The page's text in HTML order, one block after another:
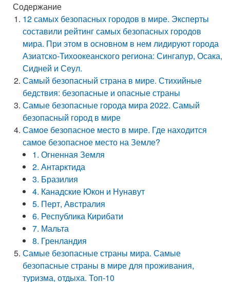
Содержание
12 самых безопасных городов в мире. Эксперты
составили рейтинг самых безопасных городов
мира. При этом в основном в нем лидируют города
Азиатско-Тихоокеанского региона: Сингапур, Осака,
Сидней и Сеул.
Самый безопасный страна в мире. Стихийные
бедствия: безопасные и опасные страны
Самые безопасные города мира 2022. Самый
безопасный город в мире
Самое безопасное место в мире. Где находится
самое безопасное место на Земле?
1. Огненная Земля
2. Антарктида
3. Бразилия
4. Канадские Юкон и Нунавут
5. Перт, Австралия
6. Республика Кирибати
7. Мальта
8. Гренландия
Самые безопасные страны мира. Самые
безопасные страны в мире для проживания,
туризма, отдыха. Топ-10